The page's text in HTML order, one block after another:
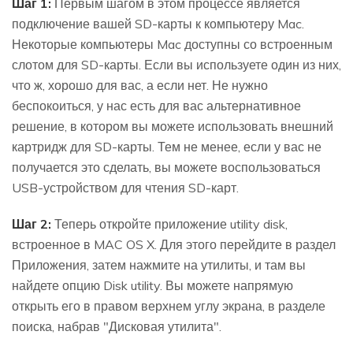
Шаг 1: Первым шагом в этом процессе является
подключение вашей SD-карты к компьютеру Mac.
Некоторые компьютеры Mac доступны со встроенным
слотом для SD-карты. Если вы используете один из них,
что ж, хорошо для вас, а если нет. Не нужно
беспокоиться, у нас есть для вас альтернативное
решение, в котором вы можете использовать внешний
картридж для SD-карты. Тем не менее, если у вас не
получается это сделать, вы можете воспользоваться
USB-устройством для чтения SD-карт.
Шаг 2: Теперь откройте приложение utility disk,
встроенное в MAC OS X. Для этого перейдите в раздел
Приложения, затем нажмите на утилиты, и там вы
найдете опцию Disk utility. Вы можете напрямую
открыть его в правом верхнем углу экрана, в разделе
поиска, набрав "Дисковая утилита".